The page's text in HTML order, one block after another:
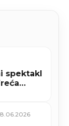
spektakl